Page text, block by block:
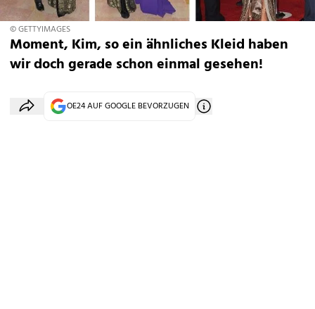
© GETTYIMAGES
Moment, Kim, so ein ähnliches Kleid haben
wir doch gerade schon einmal gesehen!
OE24 AUF GOOGLE BEVORZUGEN